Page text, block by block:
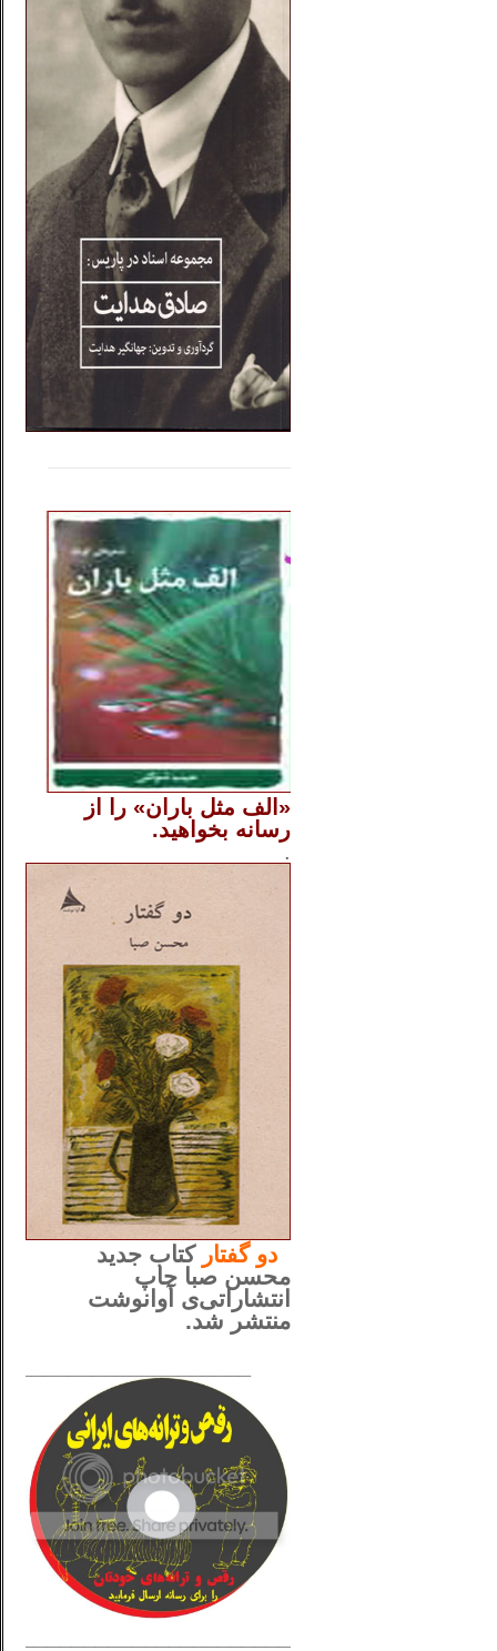
«الف مثل باران» را از
رسانه بخواهید.
.
دوگفتار کتاب جدید
محسن صبا چاپ
انتشاراتی‌ی آوانوشت
منتشر شد.